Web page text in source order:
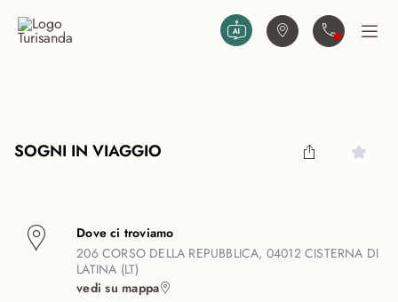
Trova agenziaContattaciApri
SOGNI IN VIAGGIO
Dove ci troviamo
206 CORSO DELLA REPUBBLICA, 04012 CISTERNA DI
LATINA (LT)
vedi su mappa